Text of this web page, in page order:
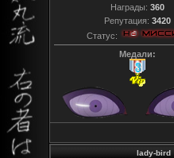
Награды: 360
Репутация: 3420
Статус:
Медали:
lady-bird